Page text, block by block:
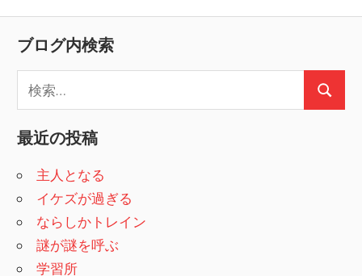
ブログ内検索
検
索
:
検
最近の投稿
主人となる
イケズが過ぎる
ならしかトレイン
謎が謎を呼ぶ
学習所